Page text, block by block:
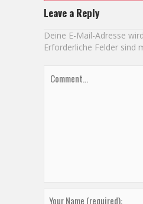
Leave a Reply
Deine E-Mail-Adresse
Erforderliche Felder sind